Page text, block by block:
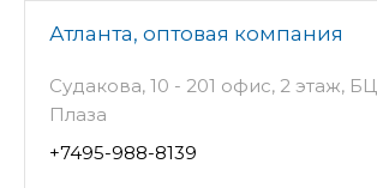
Атланта, оптовая компания
Судакова, 10 - 201 офис, 2 этаж,
Плаза
+7495-988-8139